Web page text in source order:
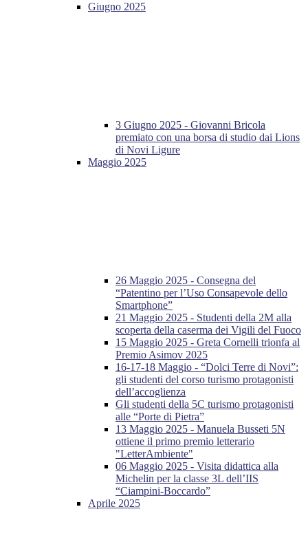
Giugno 2025
3 Giugno 2025 - Giovanni Bricola
premiato con una borsa di studio dai Lions
di Novi Ligure
Maggio 2025
26 Maggio 2025 - Consegna del
“Patentino per l’Uso Consapevole dello
Smartphone”
21 Maggio 2025 - Studenti della 2M alla
scoperta della caserma dei Vigili del Fuoco
15 Maggio 2025 - Greta Cornelli trionfa al
Premio Asimov 2025
16-17-18 Maggio - “Dolci Terre di Novi”:
gli studenti del corso turismo protagonisti
dell’accoglienza
Gli studenti della 5C turismo protagonisti
alle “Porte di Pietra”
13 Maggio 2025 - Manuela Busseti 5N
ottiene il primo premio letterario
"LetterAmbiente"
06 Maggio 2025 - Visita didattica alla
Michelin per la classe 3L dell’IIS
“Ciampini-Boccardo”
Aprile 2025